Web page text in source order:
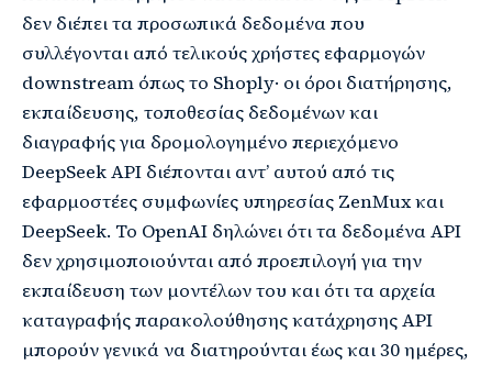
δεν διέπει τα προσωπικά δεδομένα που
συλλέγονται από τελικούς χρήστες εφαρμογών
downstream όπως το Shoply· οι όροι διατήρησης,
εκπαίδευσης, τοποθεσίας δεδομένων και
διαγραφής για δρομολογημένο περιεχόμενο
DeepSeek API διέπονται αντ’ αυτού από τις
εφαρμοστέες συμφωνίες υπηρεσίας ZenMux και
DeepSeek. Το OpenAI δηλώνει ότι τα δεδομένα API
δεν χρησιμοποιούνται από προεπιλογή για την
εκπαίδευση των μοντέλων του και ότι τα αρχεία
καταγραφής παρακολούθησης κατάχρησης API
μπορούν γενικά να διατηρούνται έως και 30 ημέρες,